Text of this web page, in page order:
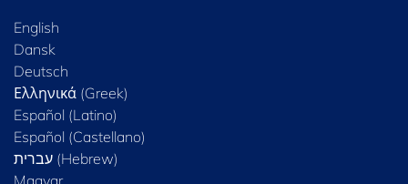
English
Dansk
Deutsch
Ελληνικά (Greek)
Español (Latino)
Español (Castellano)